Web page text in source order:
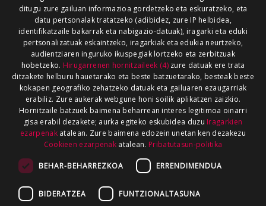
ditugu zure gailuan informazioa gordetzeko eta eskuratzeko, eta
datu pertsonalak tratatzeko (adibidez, zure IP helbidea,
identifikatzaile bakarrak eta nabigazio-datuak), iragarki eta eduki
pertsonalizatuak eskaintzeko, iragarkiak eta edukia neurtzeko,
audientziaren inguruko ikuspegiak lortzeko eta zerbitzuak
hobetzeko. Hirugarrenen hornitzaileek (4)zure datuak ere trata
ditzakete helburu hauetarako eta beste batzuetarako, besteak beste
kokapen geografiko zehatzeko datuak eta gailuaren ezaugarriak
erabiliz. Zure aukerak webgune honi soilik aplikatzen zaizkio.
Hornitzaile batzuek baimena beharrean interes legitimoa oinarri
gisa erabil dezakete; aurka egiteko eskubidea duzu Iragarkien
ezarpenakatalean. Zure baimena edozein unetan ken dezakezu
Cookieen ezarpenak atalean. Pribatutasun-politika
BEHAR-BEHARREZKOA ERRENDIMENDUA
BIDERATZEA FUNTZIONALTASUNA